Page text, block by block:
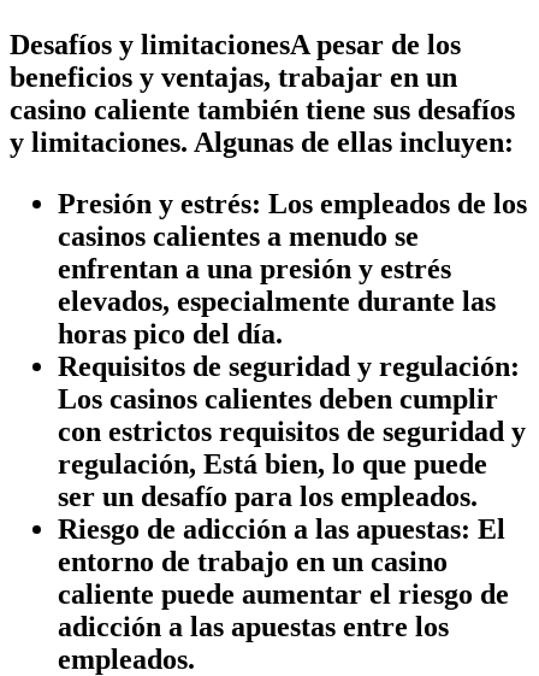
Desafíos y limitacionesA pesar de los
beneficios y ventajas, trabajar en un
casino caliente también tiene sus desafíos
y limitaciones. Algunas de ellas incluyen:
Presión y estrés: Los empleados de los
casinos calientes a menudo se
enfrentan a una presión y estrés
elevados, especialmente durante las
horas pico del día.
Requisitos de seguridad y regulación:
Los casinos calientes deben cumplir
con estrictos requisitos de seguridad y
regulación, Está bien, lo que puede
ser un desafío para los empleados.
Riesgo de adicción a las apuestas: El
entorno de trabajo en un casino
caliente puede aumentar el riesgo de
adicción a las apuestas entre los
empleados.